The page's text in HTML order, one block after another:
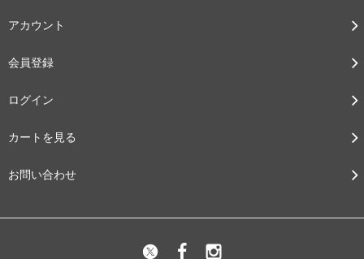
アカウント
会員登録
ログイン
カートを見る
お問い合わせ